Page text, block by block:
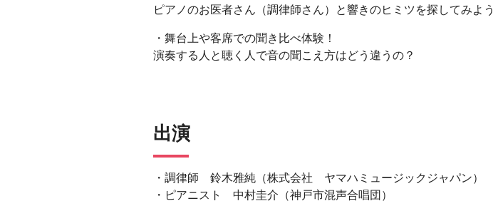
ピアノのお医者さん（調律師さん）と響きのヒミツを探してみよう
・舞台上や客席での聞き比べ体験！
演奏する人と聴く人で音の聞こえ方はどう違うの？
出演
・調律師 鈴木雅純（株式会社 ヤマハミュージックジャパン）
・ピアニスト 中村圭介（神戸市混声合唱団）